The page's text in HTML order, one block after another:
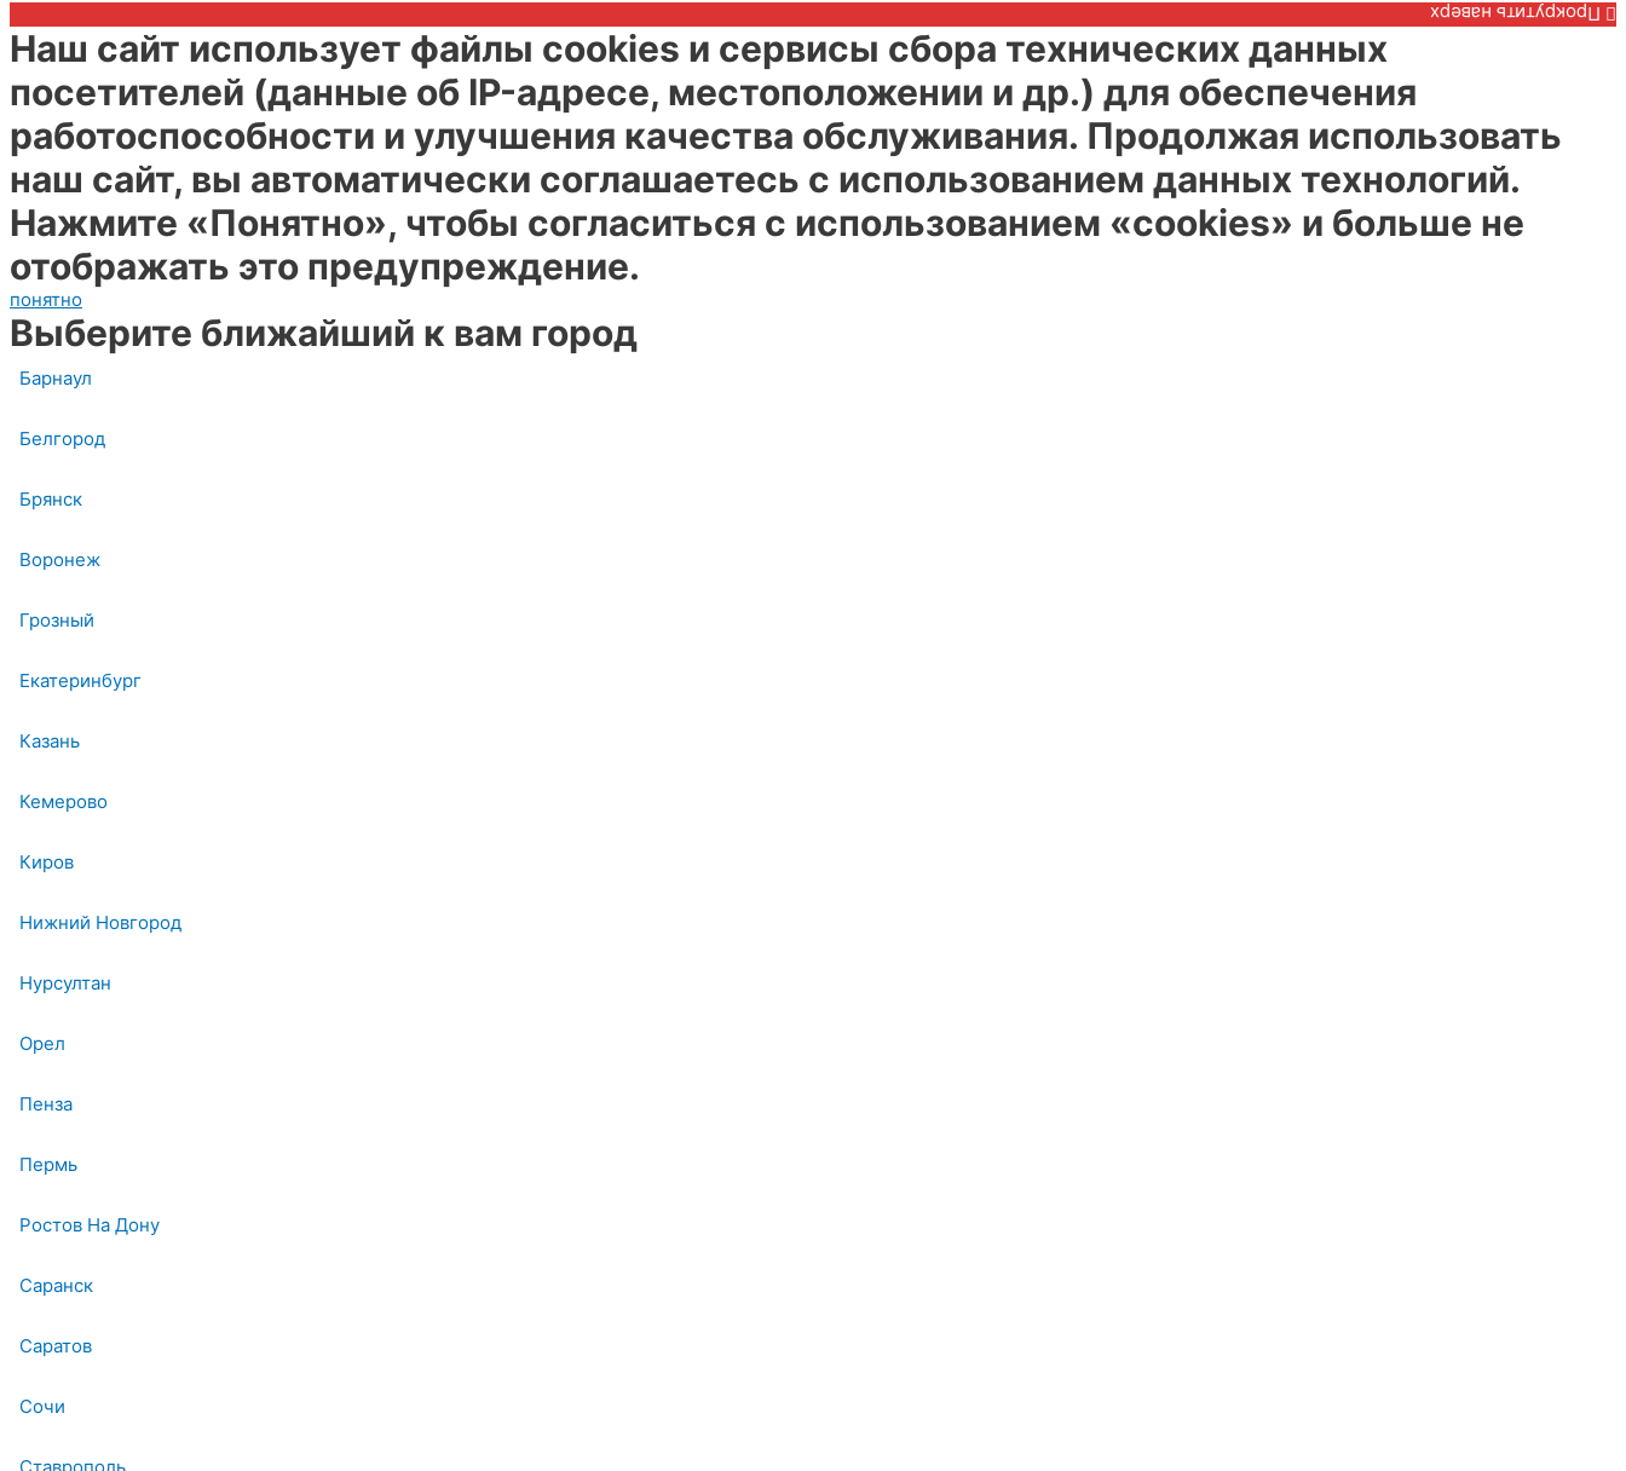
Прокрутить наверх
Наш сайт использует файлы cookies и сервисы сбора технических данных
посетителей (данные об IP-адресе, местоположении и др.) для обеспечения
работоспособности и улучшения качества обслуживания. Продолжая использовать
наш сайт, вы автоматически соглашаетесь с использованием данных технологий.
Нажмите «Понятно», чтобы согласиться с использованием «cookies» и больше не
отображать это предупреждение.
понятно
Выберите ближайший к вам город
Барнаул
Белгород
Брянск
Воронеж
Грозный
Екатеринбург
Казань
Кемерово
Киров
Нижний Новгород
Нурсултан
Орел
Пенза
Пермь
Ростов На Дону
Саранск
Саратов
Сочи